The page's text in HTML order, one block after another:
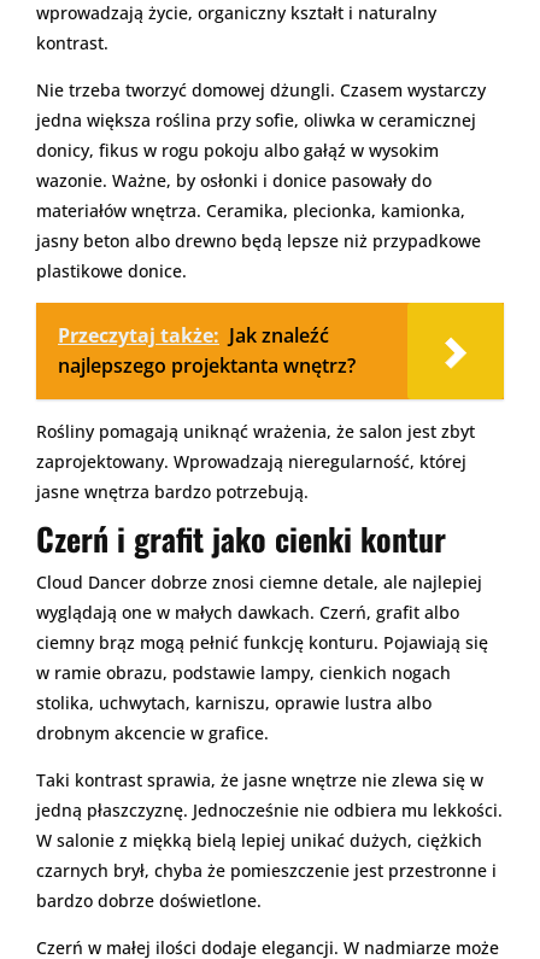
wprowadzają życie, organiczny kształt i naturalny
kontrast.
Nie trzeba tworzyć domowej dżungli. Czasem wystarczy
jedna większa roślina przy sofie, oliwka w ceramicznej
donicy, fikus w rogu pokoju albo gałąź w wysokim
wazonie. Ważne, by osłonki i donice pasowały do
materiałów wnętrza. Ceramika, plecionka, kamionka,
jasny beton albo drewno będą lepsze niż przypadkowe
plastikowe donice.
Przeczytaj także: Jak znaleźć
najlepszego projektanta wnętrz?
Rośliny pomagają uniknąć wrażenia, że salon jest zbyt
zaprojektowany. Wprowadzają nieregularność, której
jasne wnętrza bardzo potrzebują.
Czerń i grafit jako cienki kontur
Cloud Dancer dobrze znosi ciemne detale, ale najlepiej
wyglądają one w małych dawkach. Czerń, grafit albo
ciemny brąz mogą pełnić funkcję konturu. Pojawiają się
w ramie obrazu, podstawie lampy, cienkich nogach
stolika, uchwytach, karniszu, oprawie lustra albo
drobnym akcencie w grafice.
Taki kontrast sprawia, że jasne wnętrze nie zlewa się w
jedną płaszczyznę. Jednocześnie nie odbiera mu lekkości.
W salonie z miękką bielą lepiej unikać dużych, ciężkich
czarnych brył, chyba że pomieszczenie jest przestronne i
bardzo dobrze doświetlone.
Czerń w małej ilości dodaje elegancji. W nadmiarze może